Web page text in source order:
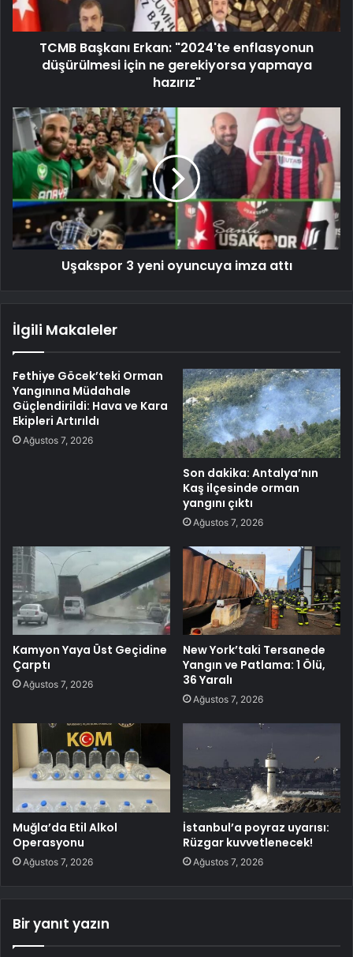
TCMB Başkanı Erkan: "2024'te enflasyonun
düşürülmesi için ne gerekiyorsa yapmaya
hazırız"
Uşakspor 3 yeni oyuncuya imza attı
İlgili Makaleler
Fethiye Göcek’teki Orman
Yangınına Müdahale
Güçlendirildi: Hava ve Kara
Ekipleri Artırıldı
Ağustos 7, 2026
Son dakika: Antalya’nın
Kaş ilçesinde orman
yangını çıktı
Ağustos 7, 2026
Kamyon Yaya Üst Geçidine
Çarptı
Ağustos 7, 2026
New York’taki Tersanede
Yangın ve Patlama: 1 Ölü,
36 Yaralı
Ağustos 7, 2026
Muğla’da Etil Alkol
Operasyonu
Ağustos 7, 2026
İstanbul’a poyraz uyarısı:
Rüzgar kuvvetlenecek!
Ağustos 7, 2026
Bir yanıt yazın